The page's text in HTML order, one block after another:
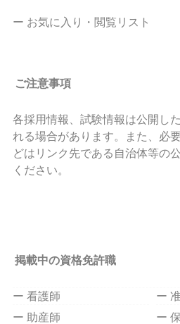
ー お気に入り・閲覧リスト
ご注意事項
各採用情報、試験情報は公開し
れる場合があります。また、必
どはリンク先である自治体等の
ください。
掲載中の資格免許職
ー 看護師
ー
ー 助産師
ー